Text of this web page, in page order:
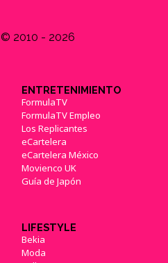
© 2010 - 2026
ENTRETENIMIENTO
FormulaTV
FormulaTV Empleo
Los Replicantes
eCartelera
eCartelera México
Movienco UK
Guía de Japón
LIFESTYLE
Bekia
Moda